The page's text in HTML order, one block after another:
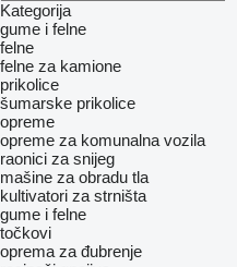
Kategorija
gume i felne
felne
felne za kamione
prikolice
šumarske prikolice
opreme
opreme za komunalna vozila
raonici za snijeg
mašine za obradu tla
kultivatori za strništa
gume i felne
točkovi
oprema za đubrenje